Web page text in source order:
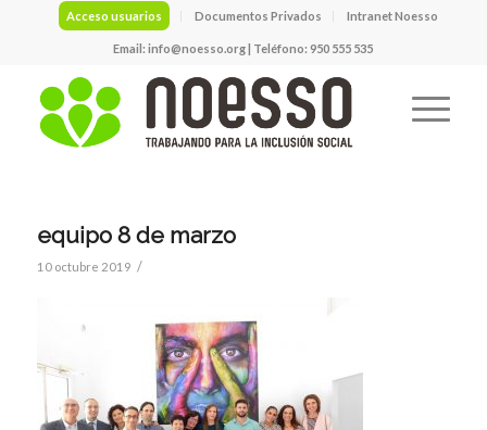
Acceso usuarios Documentos Privados Intranet Noesso
Email:info@noesso.org| Teléfono: 950 555 535
equipo 8 de marzo
10 octubre 2019 /